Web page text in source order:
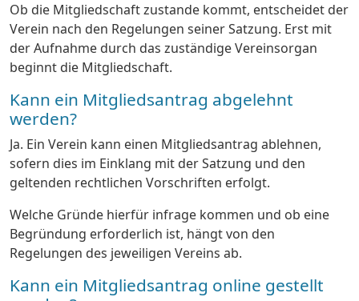
Ob die Mitgliedschaft zustande kommt, entscheidet der
Verein nach den Regelungen seiner Satzung. Erst mit
der Aufnahme durch das zuständige Vereinsorgan
beginnt die Mitgliedschaft.
Kann ein Mitgliedsantrag abgelehnt
werden?
Ja. Ein Verein kann einen Mitgliedsantrag ablehnen,
sofern dies im Einklang mit der Satzung und den
geltenden rechtlichen Vorschriften erfolgt.
Welche Gründe hierfür infrage kommen und ob eine
Begründung erforderlich ist, hängt von den
Regelungen des jeweiligen Vereins ab.
Kann ein Mitgliedsantrag online gestellt